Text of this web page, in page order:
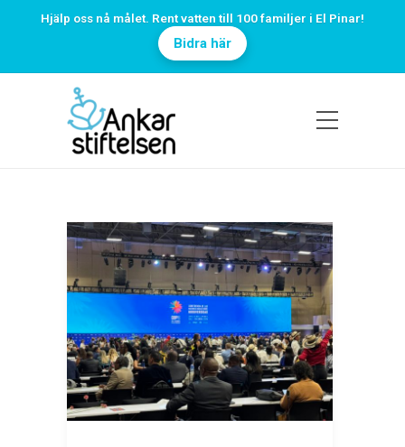
Hjälp oss nå målet. Rent vatten till 100 familjer i El Pinar!
Bidra här